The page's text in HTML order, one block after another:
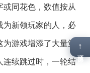
同花色，数值按从
为新领玩家的人，必
游戏增添了大量策
连续跳过时，一轮结
↑